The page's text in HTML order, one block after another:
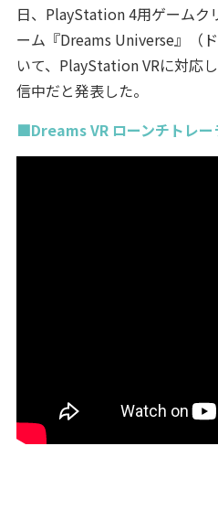
日、PlayStation 4用ゲームク
ーム『Dreams Universe』（
いて、PlayStation VRに対応
信中だと発表した。
■Dreams VR ローンチトレー